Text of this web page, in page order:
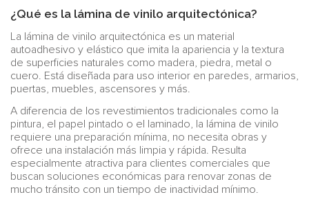
¿Qué es la lámina de vinilo arquitectónica?
La lámina de vinilo arquitectónica es un material
autoadhesivo y elástico que imita la apariencia y la textura
de superficies naturales como madera, piedra, metal o
cuero. Está diseñada para uso interior en paredes, armarios,
puertas, muebles, ascensores y más.
A diferencia de los revestimientos tradicionales como la
pintura, el papel pintado o el laminado, la lámina de vinilo
requiere una preparación mínima, no necesita obras y
ofrece una instalación más limpia y rápida. Resulta
especialmente atractiva para clientes comerciales que
buscan soluciones económicas para renovar zonas de
mucho tránsito con un tiempo de inactividad mínimo.